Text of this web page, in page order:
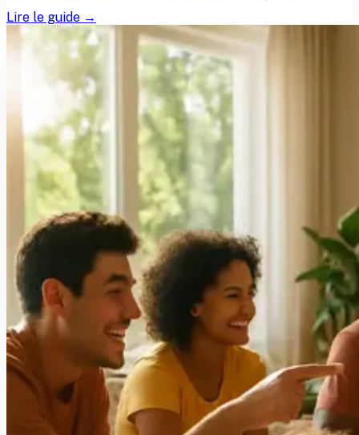
Lire le guide →